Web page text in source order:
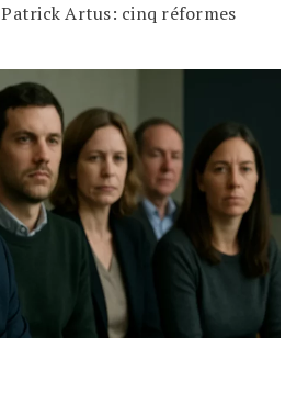
Patrick Artus: cinq réformes